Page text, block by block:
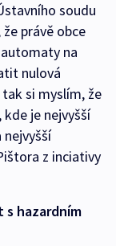
soudu
právě obce
na
nulová
si myslím, že
je nejvyšší
nejvyšší
z inciativy
hazardním